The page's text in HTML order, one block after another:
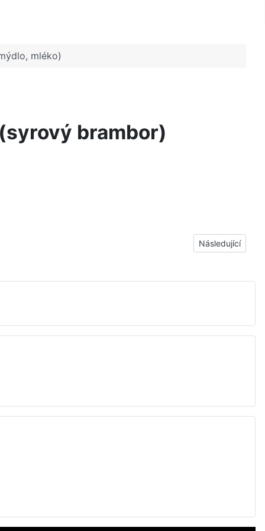
mléko)
brambor)
Další článek:
Následující